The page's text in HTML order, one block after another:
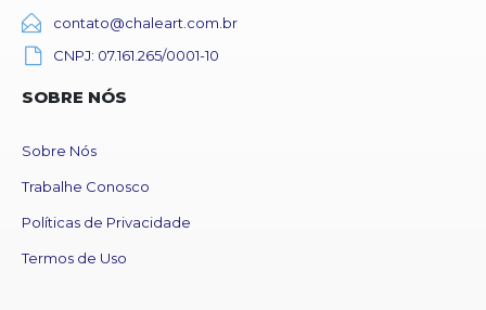
contato@chaleart.com.br
CNPJ: 07.161.265/0001-10
SOBRE NÓS
Sobre Nós
Trabalhe Conosco
Políticas de Privacidade
Termos de Uso